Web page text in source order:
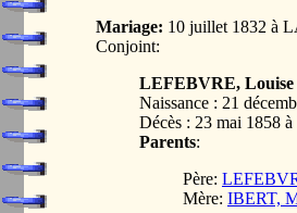
Mariage: 10 juillet 1832 à
Conjoint:
LEFEBVRE, Louise
Naissance : 21
Décès : 23 mai 1858
Parents:
Père:
Mère: IBERT,